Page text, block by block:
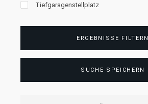
Tiefgaragenstellplatz
ERGEBNISSE FILTERN
SUCHE SPEICHERN